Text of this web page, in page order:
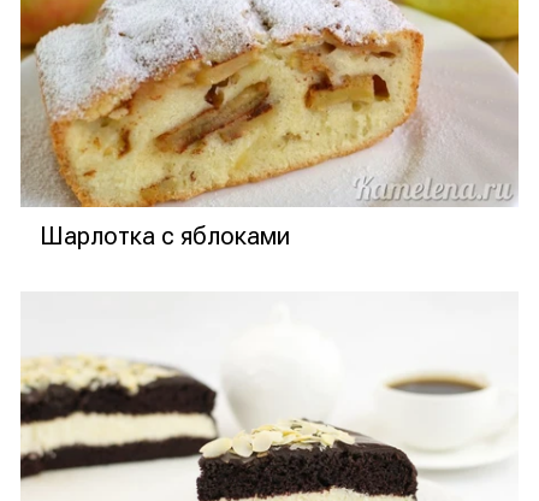
Шарлотка с яблоками